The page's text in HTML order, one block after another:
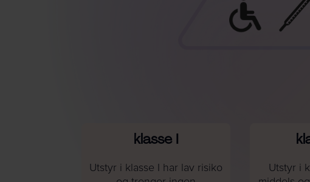
klasse I
Utstyr i klasse I har lav risiko
Utstyr i